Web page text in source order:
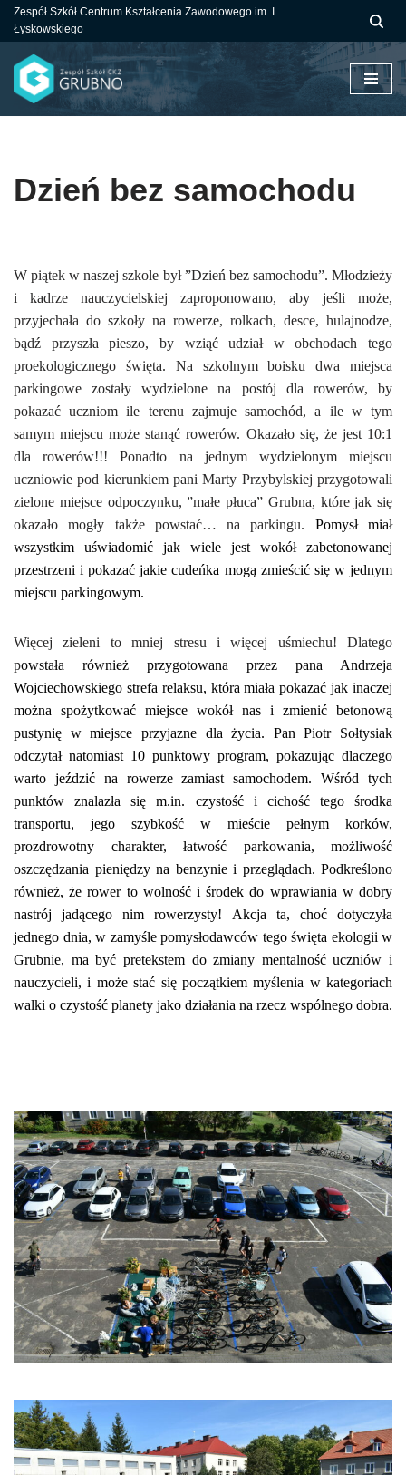
do
treści
Zespół Szkół Centrum Kształcenia Zawodowego im. I.
Łyskowskiego
Dzień bez samochodu
W piątek w naszej szkole był ”Dzień bez samochodu”. Młodzieży
i kadrze nauczycielskiej zaproponowano, aby jeśli może,
przyjechała do szkoły na rowerze, rolkach, desce, hulajnodze,
bądź przyszła pieszo, by wziąć udział w obchodach tego
proekologicznego święta. Na szkolnym boisku dwa miejsca
parkingowe zostały wydzielone na postój dla rowerów, by
pokazać uczniom ile terenu zajmuje samochód, a ile w tym
samym miejscu może stanąć rowerów. Okazało się, że jest 10:1
dla rowerów!!! Ponadto na jednym wydzielonym miejscu
uczniowie pod kierunkiem pani Marty Przybylskiej przygotowali
zielone miejsce odpoczynku, ”małe płuca” Grubna, które jak się
okazało mogły także powstać… na parkingu. Pomysł miał
wszystkim uświadomić jak wiele jest wokół zabetonowanej
przestrzeni i pokazać jakie cudeńka mogą zmieścić się w jednym
miejscu parkingowym.
Więcej zieleni to mniej stresu i więcej uśmiechu!
Dlatego
powstała również przygotowana przez pana Andrzeja
Wojciechowskiego strefa relaksu, która miała pokazać jak inaczej
można spożytkować miejsce wokół nas i zmienić betonową
pustynię w miejsce przyjazne dla życia. Pan Piotr Sołtysiak
odczytał natomiast 10 punktowy program, pokazując dlaczego
warto jeździć na rowerze zamiast samochodem. Wśród tych
punktów znalazła się m.in. czystość i cichość tego środka
transportu, jego szybkość w mieście pełnym korków,
prozdrowotny charakter, łatwość parkowania, możliwość
oszczędzania pieniędzy na benzynie i przeglądach. Podkreślono
również, że rower to wolność i środek do wprawiania w dobry
nastrój jadącego nim rowerzysty! Akcja ta, choć dotyczyła
jednego dnia, w zamyśle pomysłodawców tego święta ekologii w
Grubnie, ma być pretekstem do zmiany mentalność uczniów i
nauczycieli, i może stać się początkiem myślenia w kategoriach
walki o czystość planety jako działania na rzecz wspólnego dobra.